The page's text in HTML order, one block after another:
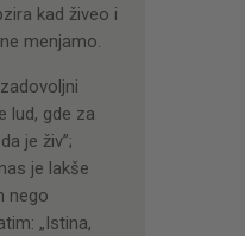
kad živeo i
menjamo.
lud, gde za
je živ”;
je lakše
nego
„Istina,